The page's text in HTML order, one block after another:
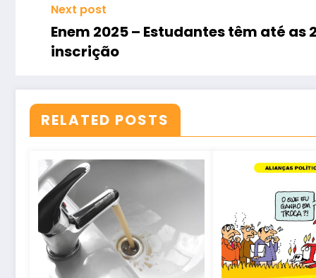
Next post
Enem 2025 – Estudantes têm até
inscrição
RELATED POSTS